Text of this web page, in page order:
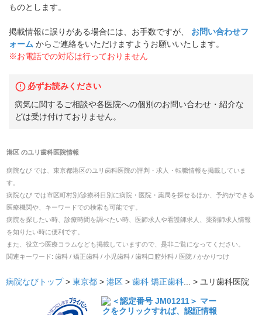
ものとします。
掲載情報に誤りがある場合には、お手数ですが、
お問い合わせフ
ォーム からご連絡をいただけますようお願いいたします。
※お電話での対応は行っておりません
必ずお読みください
病気に関するご相談や各医院への個別のお問い合わせ・紹介な
どは受け付けておりません。
港区のユリ歯科医院情報
病院なび では、 東京都港区のユリ歯科医院の評判・求人・転職情報を掲載していま
す。
病院なび では市区町村別/診療科目別に病院・医院・薬局を探せるほか、予約ができる
医療機関や、キーワードでの検索も可能です。
病院を探したい時、診療時間を調べたい時、医師求人や看護師求人、薬剤師求人情報
を知りたい時に便利です。
また、役立つ医療コラムなども掲載していますので、是非ご覧になってください。
関連キーワード: 歯科 / 矯正歯科 / 小児歯科 / 歯科口腔外科 / 医院 / かかりつけ
病院なびトップ > 東京都 > 港区 > 歯科 矯正歯科... > ユリ歯科医院